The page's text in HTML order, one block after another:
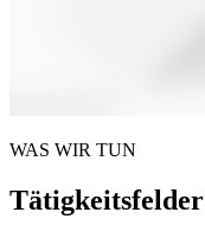
WAS WIR TUN
Tätigkeitsfelder